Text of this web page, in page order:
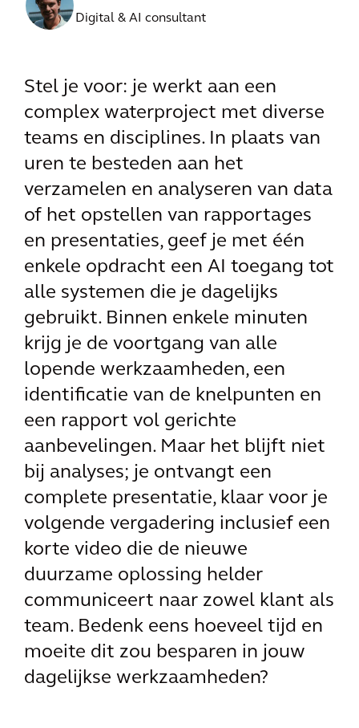
Digital & AI consultant
Stel je voor: je werkt aan een
complex waterproject met diverse
teams en disciplines. In plaats van
uren te besteden aan het
verzamelen en analyseren van data
of het opstellen van rapportages
en presentaties, geef je met één
enkele opdracht een AI toegang tot
alle systemen die je dagelijks
gebruikt. Binnen enkele minuten
krijg je de voortgang van alle
lopende werkzaamheden, een
identificatie van de knelpunten en
een rapport vol gerichte
aanbevelingen. Maar het blijft niet
bij analyses; je ontvangt een
complete presentatie, klaar voor je
volgende vergadering inclusief een
korte video die de nieuwe
duurzame oplossing helder
communiceert naar zowel klant als
team. Bedenk eens hoeveel tijd en
moeite dit zou besparen in jouw
dagelijkse werkzaamheden?